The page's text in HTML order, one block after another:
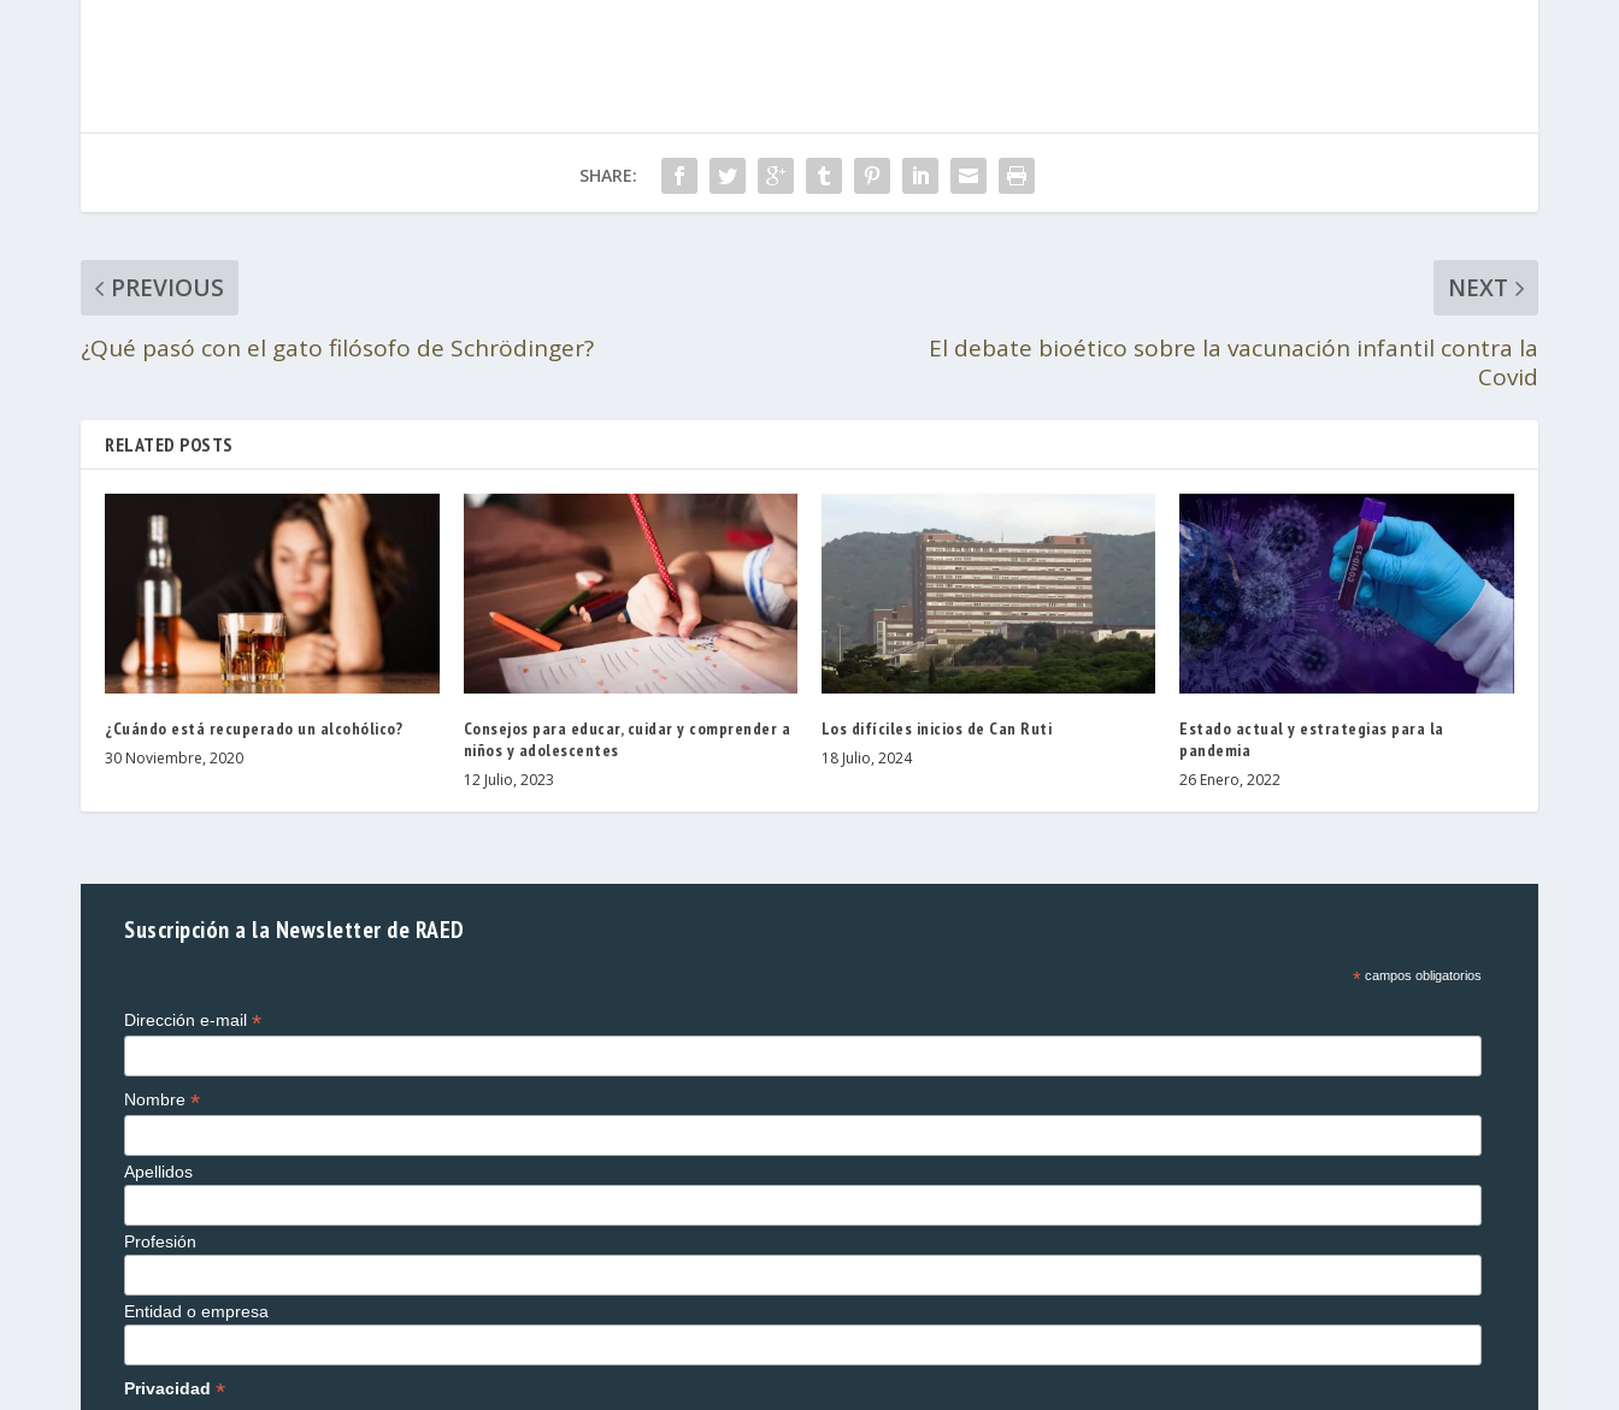
SHARE:
PREVIOUS
¿Qué pasó con el gato filósofo de Schrödinger?
NEXT
El debate bioético sobre la vacunación infantil contra la
Covid
RELATED POSTS
¿Cuándo está recuperado un alcohólico?
30 Noviembre, 2020
Consejos para educar, cuidar y comprender a
niños y adolescentes
12 Julio, 2023
Los difíciles inicios de Can Ruti
18 Julio, 2024
Estado actual y estrategias para la
pandemia
26 Enero, 2022
Suscripción a la Newsletter de RAED
*campos obligatorios
Dirección e-mail*
Nombre*
Apellidos
Profesión
Entidad o empresa
Privacidad*